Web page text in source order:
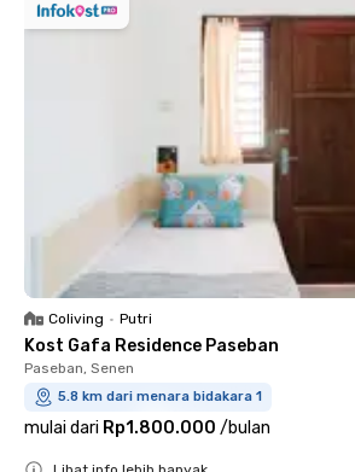
Coliving • Putri
Kost Gafa Residence Paseban
Paseban, Senen
5.8 km dari menara bidakara 1
mulai dari Rp1.800.000 /bulan